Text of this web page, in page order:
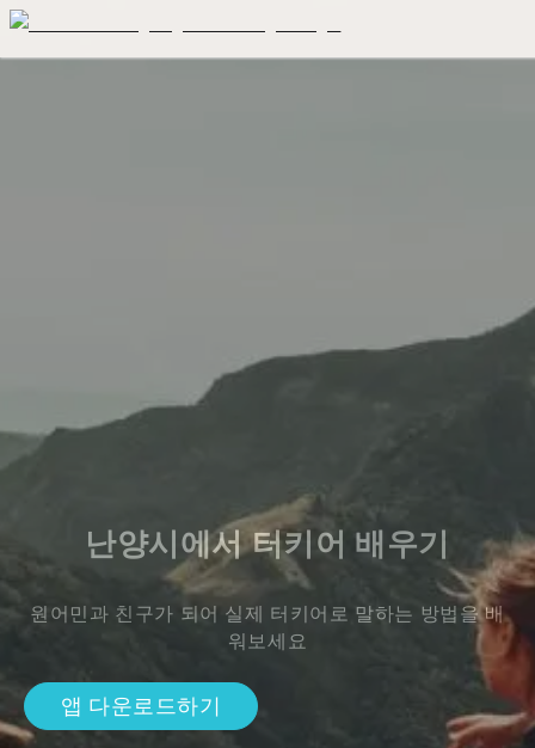
난양시에서 터키어 배우기
원어민과 친구가 되어 실제 터키어로 말하는 방법을 배
워보세요
앱 다운로드하기